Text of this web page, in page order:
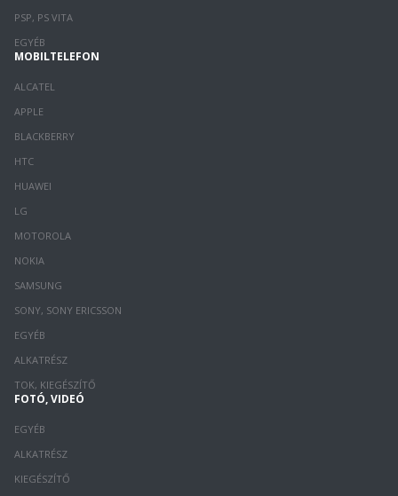
PSP, PS VITA
EGYÉB
MOBILTELEFON
ALCATEL
APPLE
BLACKBERRY
HTC
HUAWEI
LG
MOTOROLA
NOKIA
SAMSUNG
SONY, SONY ERICSSON
EGYÉB
ALKATRÉSZ
TOK, KIEGÉSZÍTŐ
FOTÓ, VIDEÓ
EGYÉB
ALKATRÉSZ
KIEGÉSZÍTŐ